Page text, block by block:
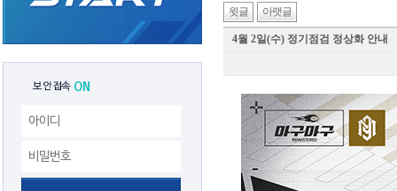
보안접속 ON
윗글 아랫글
4월 2일(수) 정기점검 정상화 안내